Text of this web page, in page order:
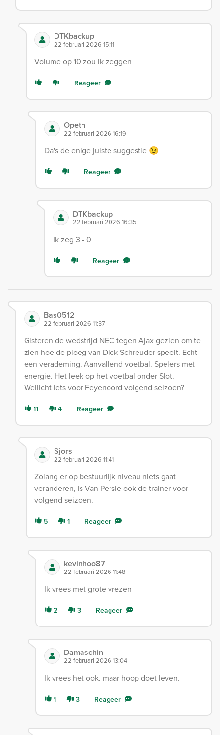
DTKbackup
22 februari 2026 15:11
Volume op 10 zou ik zeggen
Reageer
Opeth
22 februari 2026 16:19
Da's de enige juiste suggestie 😉
Reageer
DTKbackup
22 februari 2026 16:35
Ik zeg 3 - 0
Reageer
Bas0512
22 februari 2026 11:37
Gisteren de wedstrijd NEC tegen Ajax gezien om te
zien hoe de ploeg van Dick Schreuder speelt. Echt
een verademing. Aanvallend voetbal. Spelers met
energie. Het leek op het voetbal onder Slot.
Wellicht iets voor Feyenoord volgend seizoen?
11 4 Reageer
Sjors
22 februari 2026 11:41
Zolang er op bestuurlijk niveau niets gaat
veranderen, is Van Persie ook de trainer voor
volgend seizoen.
5 1 Reageer
kevinhoo87
22 februari 2026 11:48
Ik vrees met grote vrezen
2 3 Reageer
Damaschin
22 februari 2026 13:04
Ik vrees het ook, maar hoop doet leven.
1 3 Reageer